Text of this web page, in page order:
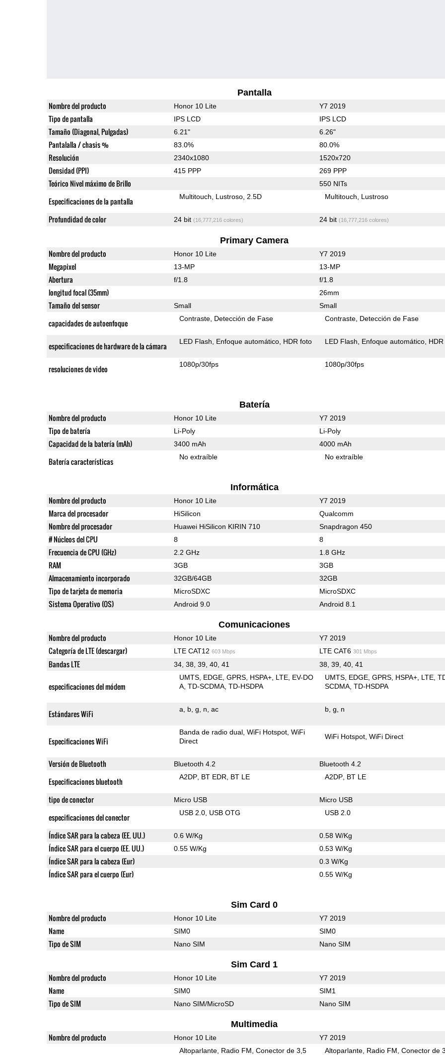
Pantalla
Nombre del producto Honor 10 Lite Y7 2019
Tipo de pantalla IPS LCD IPS LCD
Tamaño (Diagonal, Pulgadas) 6.21" 6.26"
Pantalalla / chasis % 83.0% 80.0%
Resolución 2340x1080 1520x720
Densidad (PPI) 415 PPP 269 PPP
Teórico Nivel máximo de Brillo 550 NITs
Especificaciones de la pantalla Multitouch Lustroso 2.5D Multitouch Lustroso
Profundidad de color 24 bit (16,777,216 colores) 24 bit (16,777,216 colores)
Primary Camera
Nombre del producto Honor 10 Lite Y7 2019
Megapixel 13-MP 13-MP
Abertura f/1.8 f/1.8
longitud focal (35mm) 26mm
Tamaño del sensor Small Small
capacidades de autoenfoque Contraste Detección de Fase Contraste Detección de Fase
especificaciones de hardware de la cámara LED Flash Enfoque automático HDR foto LED Flash Enfoque automático
resoluciones de video 1080p/30fps 1080p/30fps
Batería
Nombre del producto Honor 10 Lite Y7 2019
Tipo de batería Li-Poly Li-Poly
Capacidad de la batería (mAh) 3400 mAh 4000 mAh
Batería características No extraíble No extraíble
Informática
Nombre del producto Honor 10 Lite Y7 2019
Marca del procesador HiSilicon Qualcomm
Nombre del procesador Huawei HiSilicon KIRIN 710 Snapdragon 450
# Núcleos del CPU 8 8
Frecuencia de CPU (GHz) 2.2 GHz 1.8 GHz
RAM 3GB 3GB
Almacenamiento incorporado 32GB/64GB 32GB
Tipo de tarjeta de memoria MicroSDXC MicroSDXC
Sistema Operativo (OS) Android 9.0 Android 8.1
Comunicaciones
Nombre del producto Honor 10 Lite Y7 2019
Categoría de LTE (descargar) LTE CAT12 603 Mbps LTE CAT6 301 Mbps
Bandas LTE 34, 38, 39, 40, 41 38, 39, 40, 41
especificaciones del módem
UMTS EDGE GPRS HSPA+ LTE EV-DO
A TD-SCDMA TD-HSDPA
UMTS EDGE GPRS HSPA+ LTE
SCDMA TD-HSDPA
Estándares WiFi a b g n ac b g n
Especificaciones WiFi
Banda de radio dual WiFi Hotspot WiFi
Direct
WiFi Hotspot WiFi Direct
Versión de Bluetooth Bluetooth 4.2 Bluetooth 4.2
Especificaciones bluetooth A2DP BT EDR BT LE A2DP BT LE
tipo de conector Micro USB Micro USB
especificaciones del conector USB 2.0 USB OTG USB 2.0
Índice SAR para la cabeza (EE. UU.) 0.6 W/Kg 0.58 W/Kg
Índice SAR para el cuerpo (EE. UU.) 0.55 W/Kg 0.53 W/Kg
Índice SAR para la cabeza (Eur) 0.3 W/Kg
Índice SAR para el cuerpo (Eur) 0.55 W/Kg
Sim Card 0
Nombre del producto Honor 10 Lite Y7 2019
Name SIM0 SIM0
Tipo de SIM Nano SIM Nano SIM
Sim Card 1
Nombre del producto Honor 10 Lite Y7 2019
Name SIM0 SIM1
Tipo de SIM Nano SIM/MicroSD Nano SIM
Multimedia
Nombre del producto Honor 10 Lite Y7 2019
Altoparlante Radio FM Conector de 3,5 Altoparlante Radio FM Conector de